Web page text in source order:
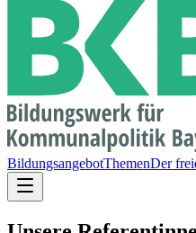
BildungsangebotThemenDer